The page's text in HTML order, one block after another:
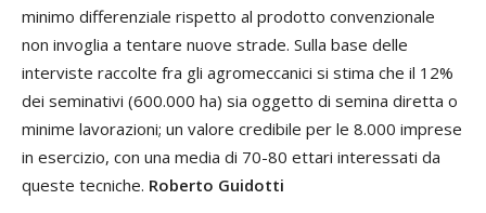
minimo differenziale rispetto al prodotto convenzionale
non invoglia a tentare nuove strade. Sulla base delle
interviste raccolte fra gli agromeccanici si stima che il 12%
dei seminativi (600.000 ha) sia oggetto di semina diretta o
minime lavorazioni; un valore credibile per le 8.000 imprese
in esercizio, con una media di 70-80 ettari interessati da
queste tecniche. Roberto Guidotti